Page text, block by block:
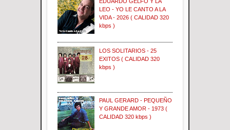
LEO - YO LE CANTO A LA
VIDA - 2026 ( CALIDAD 320
kbps )
LOS SOLITARIOS - 25
EXITOS ( CALIDAD 320
kbps )
PAUL GERARD - PEQUEÑO
Y GRANDE AMOR - 1973 (
CALIDAD 320 kbps )